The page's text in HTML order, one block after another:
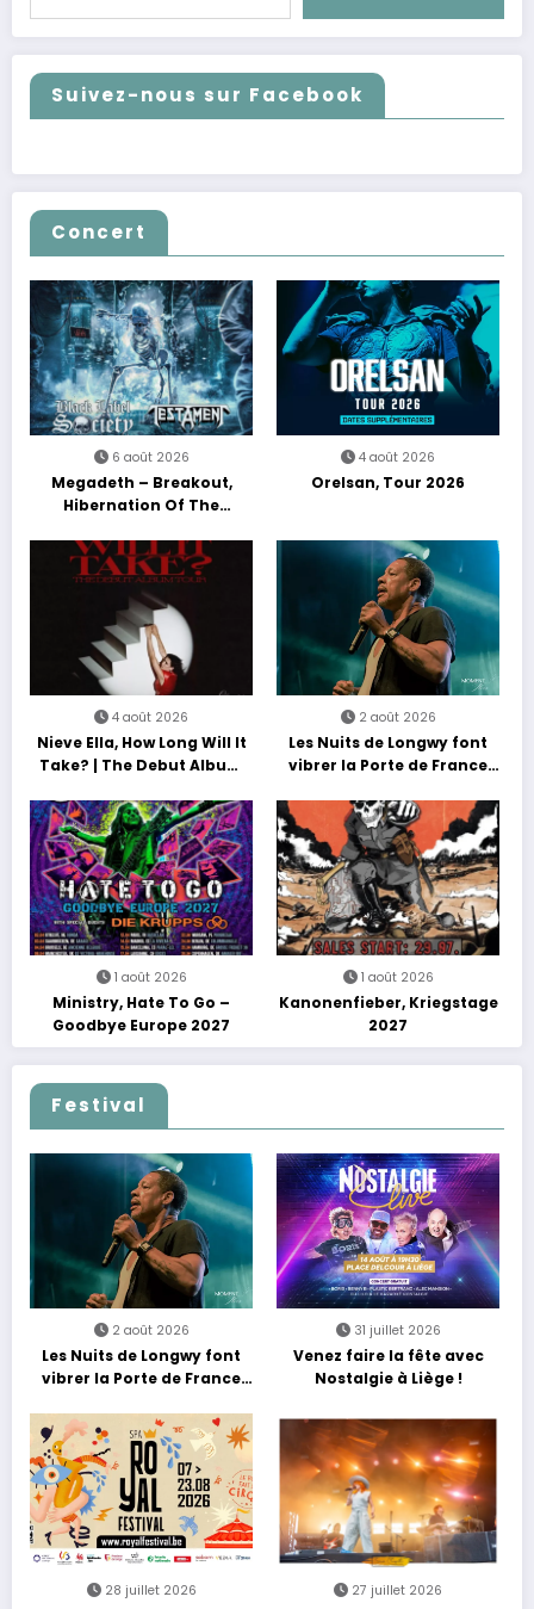
Suivez-nous sur Facebook
Concert
6 août 2026
Megadeth – Breakout,
Hibernation Of The
4 août 2026
Orelsan, Tour 2026
4 août 2026
Nieve Ella, How Long Will It
Take? | The Debut Album
2 août 2026
Les Nuits de Longwy font
vibrer la Porte de France
découvertes et énergie
reggae
1 août 2026
Ministry, Hate To Go –
Goodbye Europe 2027
1 août 2026
Kanonenfieber, Kriegstage
2027
Festival
2 août 2026
Les Nuits de Longwy font
vibrer la Porte de France
découvertes et énergie
reggae
31 juillet 2026
Venez faire la fête avec
Nostalgie à Liège !
28 juillet 2026 27 juillet 2026